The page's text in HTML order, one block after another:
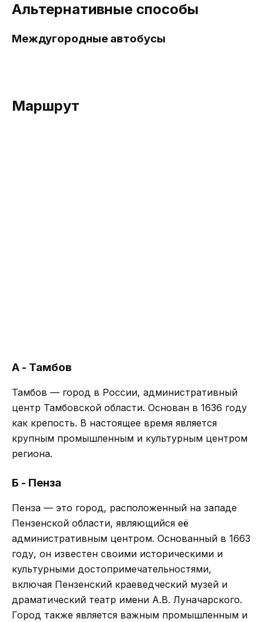
Альтернативные способы
Междугородные автобусы
Маршрут
А - Тамбов
Тамбов — город в России, административный
центр Тамбовской области. Основан в 1636 году
как крепость. В настоящее время является
крупным промышленным и культурным центром
региона.
Б - Пенза
Пенза — это город, расположенный на западе
Пензенской области, являющийся её
административным центром. Основанный в 1663
году, он известен своими историческими и
культурными достопримечательностями,
включая Пензенский краеведческий музей и
драматический театр имени А.В. Луначарского.
Город также является важным промышленным и